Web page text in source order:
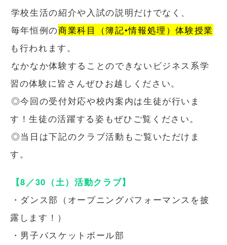
学校生活の紹介や入試の説明だけでなく、
毎年恒例の商業科目（簿記•情報処理）体験授業
も行われます。
なかなか体験することのできないビジネス系学
習の体験に皆さんぜひお越しください。
◎今回の受付対応や校内案内は生徒が行いま
す！生徒の活躍する姿もぜひご覧ください。
◎当日は下記のクラブ活動もご覧いただけま
す。
【8／30（土）活動クラブ】
・ダンス部（オープニングパフォーマンスを披
露します！）
・男子バスケットボール部